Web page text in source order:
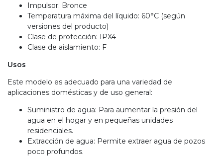
Impulsor: Bronce
Temperatura máxima del líquido: 60°C (según
versiones del producto)
Clase de protección: IPX4
Clase de aislamiento: F
Usos
Este modelo es adecuado para una variedad de
aplicaciones domésticas y de uso general:
Suministro de agua: Para aumentar la presión del
agua en el hogar y en pequeñas unidades
residenciales.
Extracción de agua: Permite extraer agua de pozos
poco profundos.